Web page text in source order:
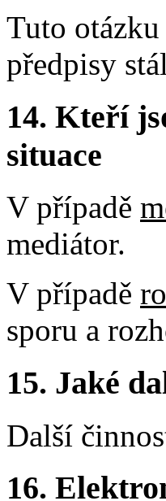
Tuto
předpisy
14. Kteří
situace
V případě
mediátor.
V případě
sporu a
15. Jaké
Další
16.